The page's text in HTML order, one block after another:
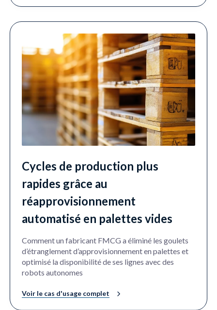
Cycles de production plus
rapides grâce au
réapprovisionnement
automatisé en palettes vides
Comment un fabricant FMCG a éliminé les goulets
d’étranglement d’approvisionnement en palettes et
optimisé la disponibilité de ses lignes avec des
robots autonomes
Voir le cas d'usage complet